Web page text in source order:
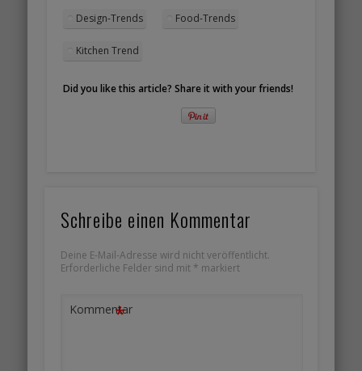
Design-Trends Food-Trends
Kitchen Trend
Did you like this article? Share it with your friends!
Schreibe einen Kommentar
Deine E-Mail-Adresse wird nicht veröffentlicht.
Erforderliche Felder sind mit * markiert
Kommentar
*